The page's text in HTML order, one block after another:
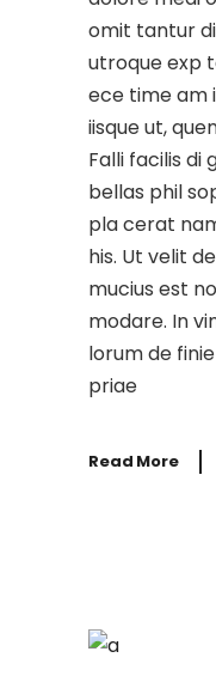
omit tantur
utroque exp
ece time am
iisque ut,
Falli facilis di
bellas phil
pla cerat
his. Ut velit
mucius est
modare. In
lorum de
priae
Read More